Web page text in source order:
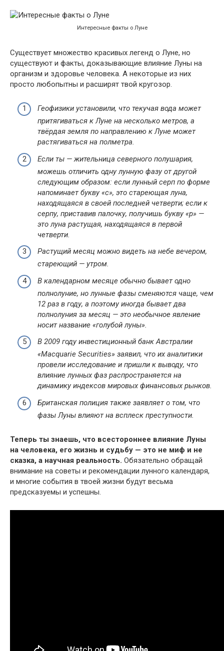
Интересные факты о Луне
Существует множество красивых легенд о Луне, но
существуют и факты, доказывающие влияние Луны на
организм и здоровье человека. А некоторые из них
просто любопытны и расширят твой кругозор.
Геофизики установили, что текучая вода может
притягиваться к Луне на несколько метров, а
твёрдая земля по направлению к Луне может
растягиваться на полметра.
Если ты — жительница северного полушария,
можешь отличить одну лунную фазу от другой
следующим образом: если лунный серп по форме
напоминает букву «с», это стареющая луна,
находящаяся в своей последней четверти; если к
серпу, приставив палочку, получишь букву «р» —
это луна растущая, находящаяся в первой
четверти.
Растущий месяц можно видеть на небе вечером,
стареющий — утром.
В календарном месяце обычно бывает одно
полнолуние, но лунные фазы сменяются чаще, чем
12 раз в году, а поэтому иногда бывает два
полнолуния за месяц — это необычное явление
носит название «голубой луны».
В 2009 году инвестиционный банк Австралии
«Macquarie Securities» заявил, что их аналитики
провели исследование и пришли к выводу, что
влияние лунных фаз распространяется на
динамику индексов мировых финансовых рынков.
Британская полиция также заявляет о том, что
фазы Луны влияют на всплеск преступности.
Теперь ты знаешь, что всестороннее влияние Луны
на человека, его жизнь и судьбу — это не миф и не
сказка, а научная реальность. Обязательно обращай
внимание на советы и рекомендации лунного календаря,
и многие события в твоей жизни будут весьма
предсказуемы и успешны.